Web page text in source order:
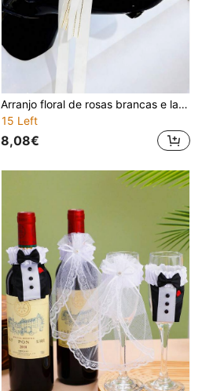
Arranjo floral de rosas brancas e lavanda para casamento, adereços para fotos de carros de casamento, decoração de cadeiras de casamento, guirlanda floral para o corredor, arranjo floral artificial para bancos de igreja, guirlanda suspensa para cerimônia, recepção, igreja, arranjo floral de rosas para festa ao ar livre.
15 Left
8,08€